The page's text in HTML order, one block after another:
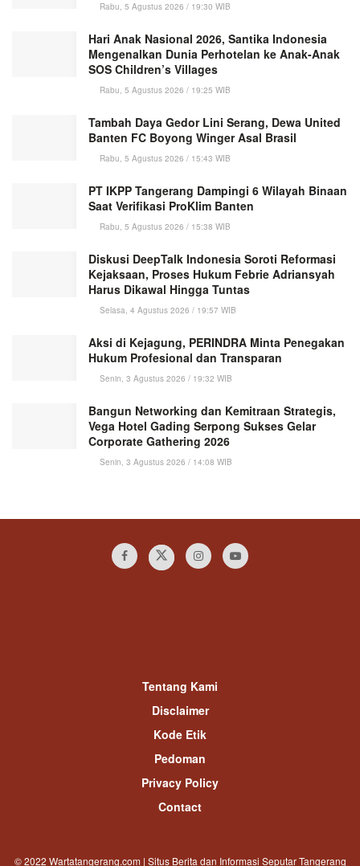
Rabu, 5 Agustus 2026 / 19:30 WIB
Hari Anak Nasional 2026, Santika Indonesia
Mengenalkan Dunia Perhotelan ke Anak-Anak
SOS Children’s Villages
Rabu, 5 Agustus 2026 / 19:25 WIB
Tambah Daya Gedor Lini Serang, Dewa United
Banten FC Boyong Winger Asal Brasil
Rabu, 5 Agustus 2026 / 15:43 WIB
PT IKPP Tangerang Dampingi 6 Wilayah Binaan
Saat Verifikasi ProKlim Banten
Rabu, 5 Agustus 2026 / 15:38 WIB
Diskusi DeepTalk Indonesia Soroti Reformasi
Kejaksaan, Proses Hukum Febrie Adriansyah
Harus Dikawal Hingga Tuntas
Selasa, 4 Agustus 2026 / 19:57 WIB
Aksi di Kejagung, PERINDRA Minta Penegakan
Hukum Profesional dan Transparan
Senin, 3 Agustus 2026 / 19:32 WIB
Bangun Networking dan Kemitraan Strategis,
Vega Hotel Gading Serpong Sukses Gelar
Corporate Gathering 2026
Senin, 3 Agustus 2026 / 14:08 WIB
Tentang Kami
Disclaimer
Kode Etik
Pedoman
Privacy Policy
Contact
© 2022 Wartatangerang.com | Situs Berita dan Informasi Seputar Tangerang